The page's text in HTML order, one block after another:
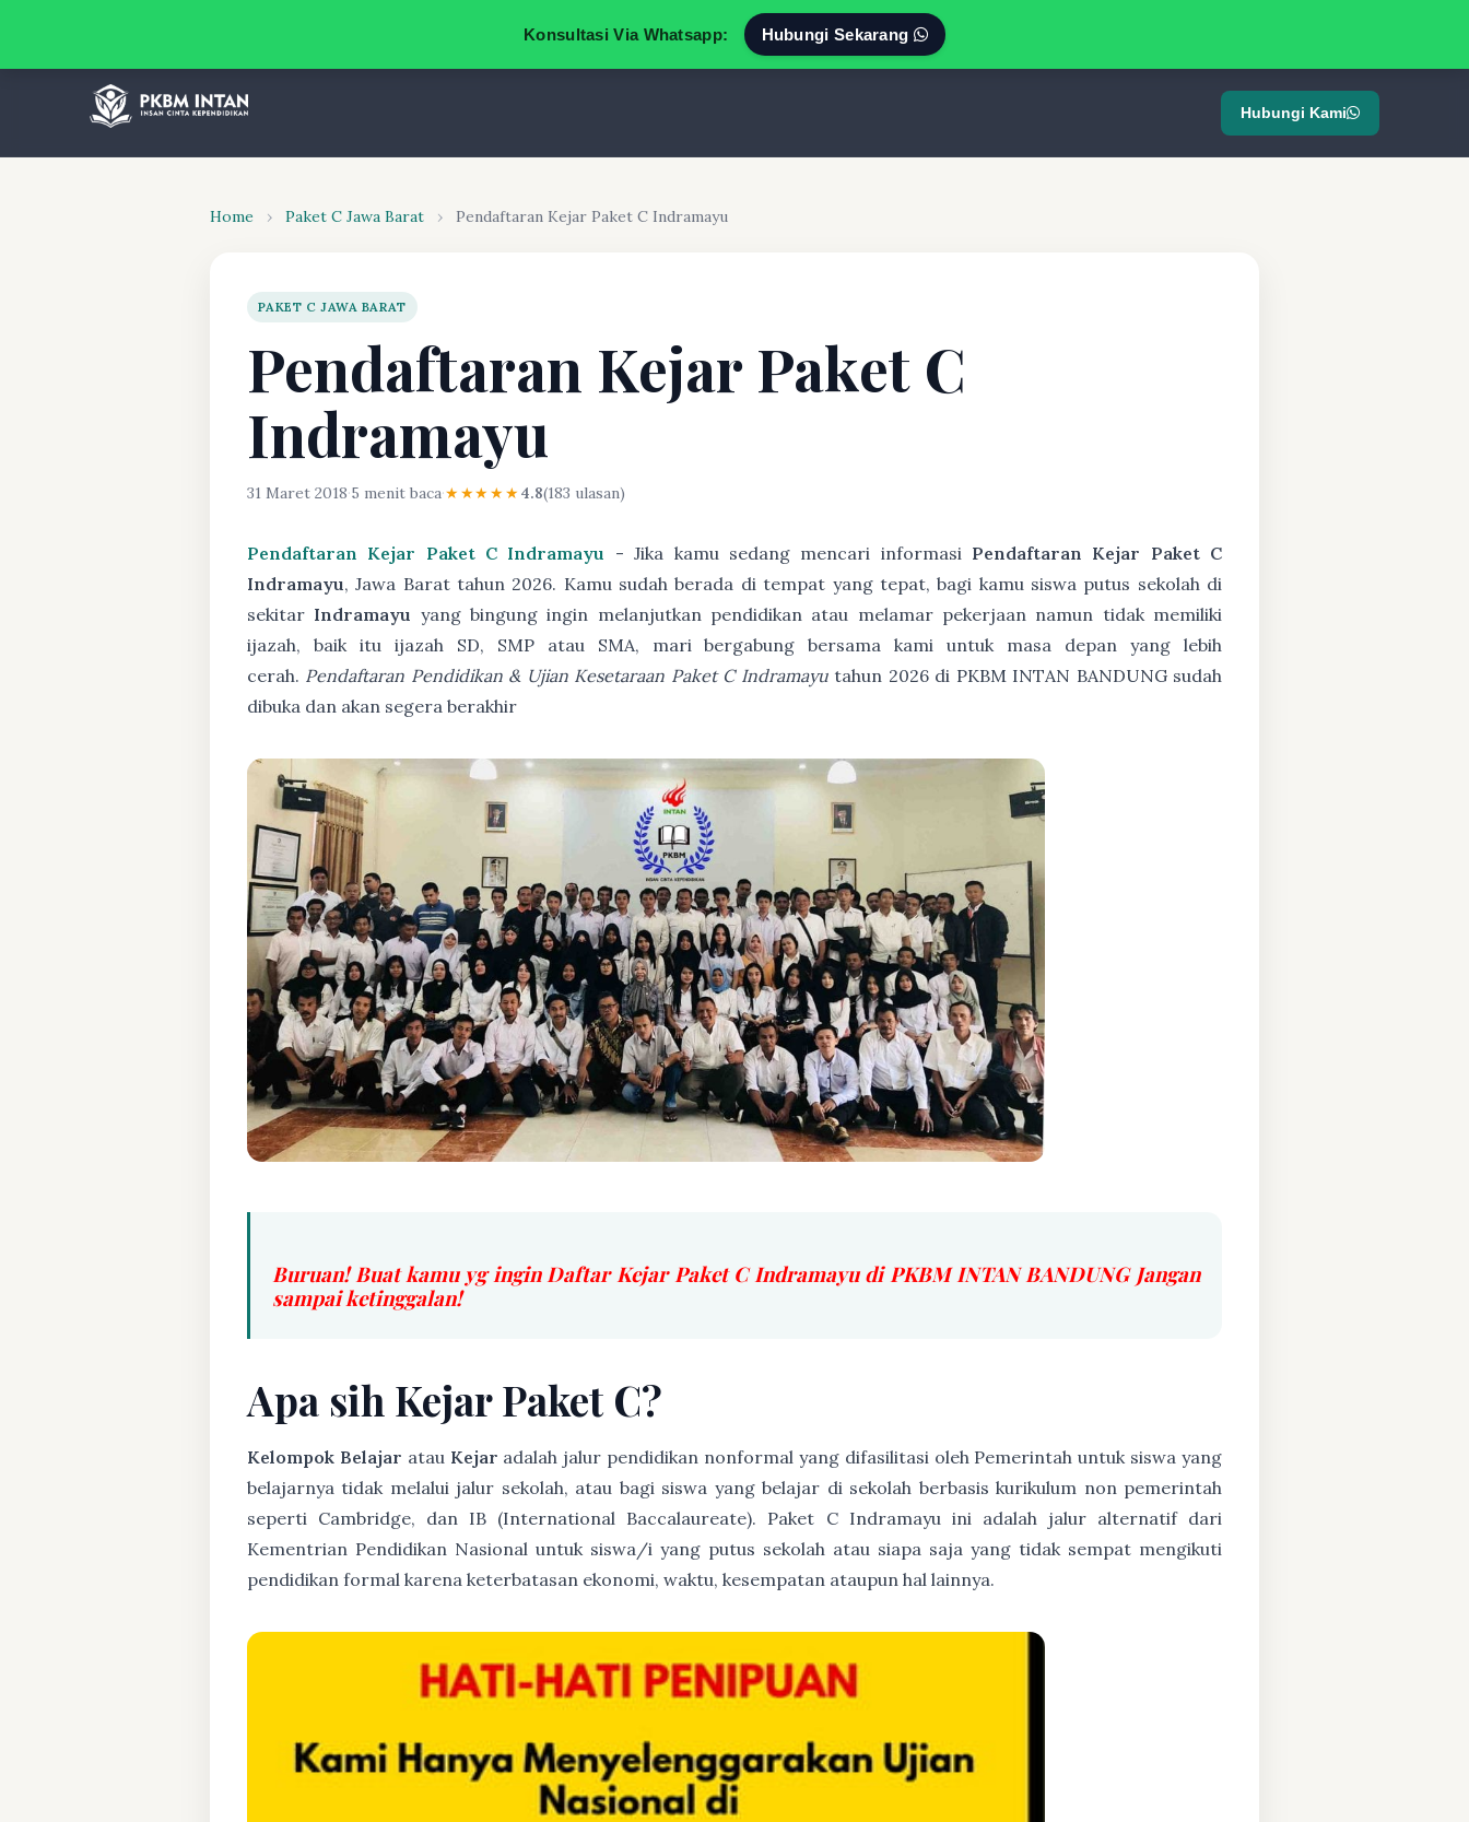
Konsultasi Via Whatsapp: Hubungi Sekarang
Hubungi Kami
Home › Paket C Jawa Barat › Pendaftaran Kejar Paket C Indramayu
PAKET C JAWA BARAT
Pendaftaran Kejar Paket C
Indramayu
31 Maret 2018·5 menit baca·★★★★★4.8(183 ulasan)
Pendaftaran Kejar Paket C Indramayu - Jika kamu sedang mencari informasi Pendaftaran Kejar Paket C
Indramayu, Jawa Barat tahun 2026. Kamu sudah berada di tempat yang tepat, bagi kamu siswa putus sekolah di
sekitar Indramayu yang bingung ingin melanjutkan pendidikan atau melamar pekerjaan namun tidak memiliki
ijazah, baik itu ijazah SD, SMP atau SMA, mari bergabung bersama kami untuk masa depan yang lebih
cerah. Pendaftaran Pendidikan & Ujian Kesetaraan Paket C Indramayutahun 2026 di PKBM INTAN BANDUNG sudah
dibuka dan akan segera berakhir
Buruan! Buat kamu yg ingin Daftar Kejar Paket C Indramayu di PKBM INTAN BANDUNG Jangan
sampai ketinggalan!
Apa sih Kejar Paket C?
Kelompok Belajar atau Kejar adalah jalur pendidikan nonformal yang difasilitasi oleh Pemerintah untuk siswa yang
belajarnya tidak melalui jalur sekolah, atau bagi siswa yang belajar di sekolah berbasis kurikulum non pemerintah
seperti Cambridge, dan IB (International Baccalaureate). Paket C Indramayu ini adalah jalur alternatif dari
Kementrian Pendidikan Nasional untuk siswa/i yang putus sekolah atau siapa saja yang tidak sempat mengikuti
pendidikan formal karena keterbatasan ekonomi, waktu, kesempatan ataupun hal lainnya.